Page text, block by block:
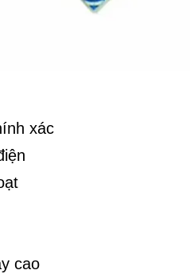
xác
cao